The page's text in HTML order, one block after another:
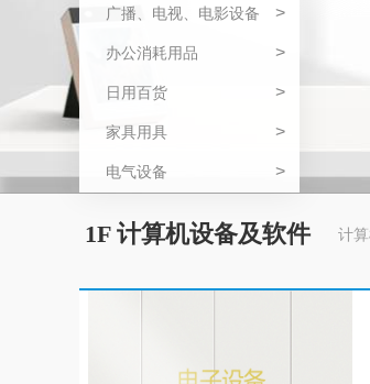
广播、电视、电影设备 >
办公消耗用品 >
日用百货 >
家具用具 >
电气设备 >
1F 计算机设备及软件 计